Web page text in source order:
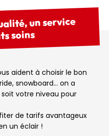
un service
soins
aident à choisir le bon
snowboard… on a
votre niveau pour
de tarifs avantageux
un éclair !